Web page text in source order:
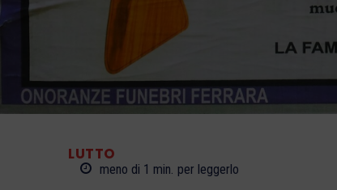
LUTTO
meno di 1 min. per leggerlo